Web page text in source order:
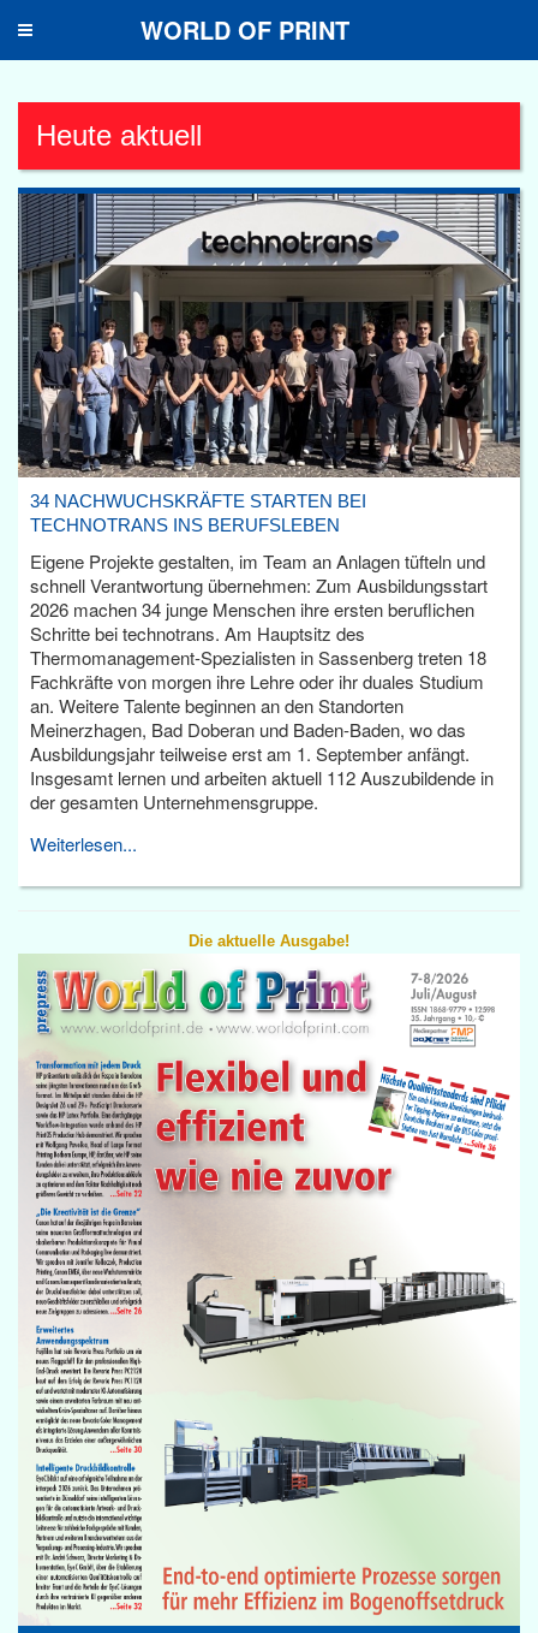
Toggle
WORLD OF PRINT
Heute aktuell
34 NACHWUCHSKRÄFTE STARTEN BEI
TECHNOTRANS INS BERUFSLEBEN
Eigene Projekte gestalten, im Team an Anlagen tüfteln und
schnell Verantwortung übernehmen: Zum Ausbildungsstart
2026 machen 34 junge Menschen ihre ersten beruflichen
Schritte bei technotrans. Am Hauptsitz des
Thermomanagement-Spezialisten in Sassenberg treten 18
Fachkräfte von morgen ihre Lehre oder ihr duales Studium
an. Weitere Talente beginnen an den Standorten
Meinerzhagen, Bad Doberan und Baden-Baden, wo das
Ausbildungsjahr teilweise erst am 1. September anfängt.
Insgesamt lernen und arbeiten aktuell 112 Auszubildende in
der gesamten Unternehmensgruppe.
Weiterlesen...
Die aktuelle Ausgabe!